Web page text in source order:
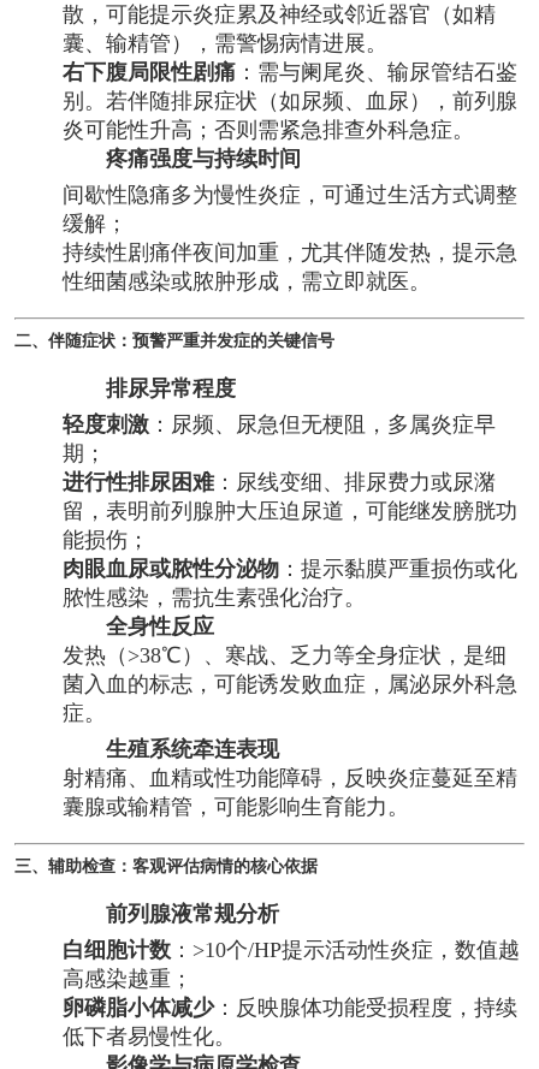
散，可能提示炎症累及神经或邻近器官（如精
囊、输精管），需警惕病情进展。
右下腹局限性剧痛：需与阑尾炎、输尿管结石鉴
别。若伴随排尿症状（如尿频、血尿），前列腺
炎可能性升高；否则需紧急排查外科急症。
疼痛强度与持续时间
间歇性隐痛多为慢性炎症，可通过生活方式调整
缓解；
持续性剧痛伴夜间加重，尤其伴随发热，提示急
性细菌感染或脓肿形成，需立即就医。
二、伴随症状：预警严重并发症的关键信号
排尿异常程度
轻度刺激：尿频、尿急但无梗阻，多属炎症早
期；
进行性排尿困难：尿线变细、排尿费力或尿潴
留，表明前列腺肿大压迫尿道，可能继发膀胱功
能损伤；
肉眼血尿或脓性分泌物：提示黏膜严重损伤或化
脓性感染，需抗生素强化治疗。
全身性反应
发热（>38℃）、寒战、乏力等全身症状，是细
菌入血的标志，可能诱发败血症，属泌尿外科急
症。
生殖系统牵连表现
射精痛、血精或性功能障碍，反映炎症蔓延至精
囊腺或输精管，可能影响生育能力。
三、辅助检查：客观评估病情的核心依据
前列腺液常规分析
白细胞计数：>10个/HP提示活动性炎症，数值越
高感染越重；
卵磷脂小体减少：反映腺体功能受损程度，持续
低下者易慢性化。